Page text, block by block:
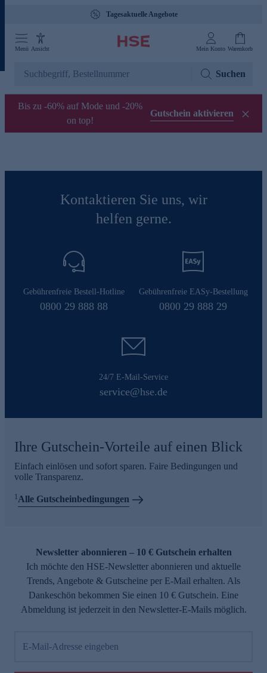
Tagesaktuelle Angebote
Menü Ansicht Mein Konto Warenkorb
Suchen
Bis zu -60% auf Mode und -20%
on top!
Gutschein aktivieren
Kontaktieren Sie uns, wir
helfen gerne.
Gebührenfreie Bestell-Hotline
0800 29 888 88
Gebührenfreie EASy-Bestellung
0800 29 888 29
24/7 E-Mail-Service
service@hse.de
Ihre Gutschein-Vorteile auf einen Blick
Einfach einlösen und sofort sparen. Faire Bedingungen und
volle Transparenz.
1Alle Gutscheinbedingungen
Newsletter abonnieren – 10 € Gutschein erhalten
Ich möchte den HSE-Newsletter abonnieren und aktuelle
Trends, Angebote & Gutscheine per E-Mail erhalten. Als
Dankeschön bekommen Sie einen 10 € Gutschein. Eine
Abmeldung ist jederzeit in den Newsletter-E-Mails möglich.
E-Mail-Adresse eingeben